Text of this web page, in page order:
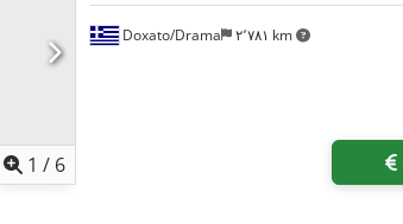
1 / 6
Doxato/Drama ۲٬۷۸۱ km